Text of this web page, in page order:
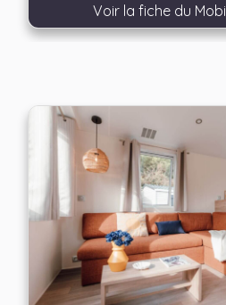
Voir la fiche du